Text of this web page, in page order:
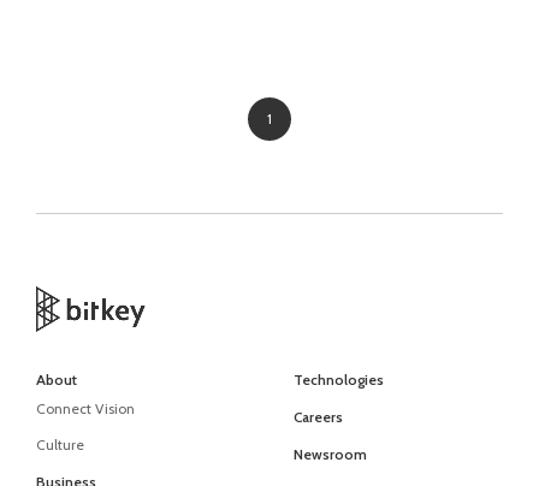
1
About
Connect Vision
Culture
Business
Technologies
Careers
Newsroom